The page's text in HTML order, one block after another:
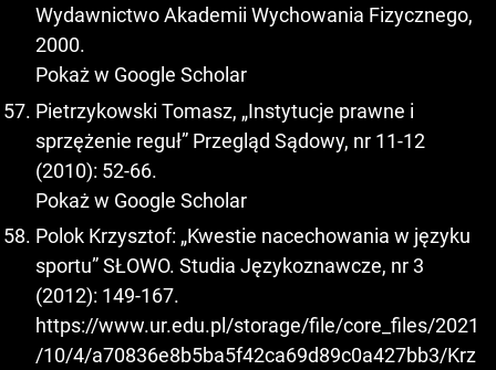
Wydawnictwo Akademii Wychowania Fizycznego,
2000.
Pokaż w Google Scholar
Pietrzykowski Tomasz, „Instytucje prawne i
sprzężenie reguł” Przegląd Sądowy, nr 11-12
(2010): 52-66.
Pokaż w Google Scholar
Polok Krzysztof: „Kwestie nacechowania w języku
sportu” SŁOWO. Studia Językoznawcze, nr 3
(2012): 149-167.
https://www.ur.edu.pl/storage/file/core_files/2021
/10/4/a70836e8b5ba5f42ca69d89c0a427bb3/Krz